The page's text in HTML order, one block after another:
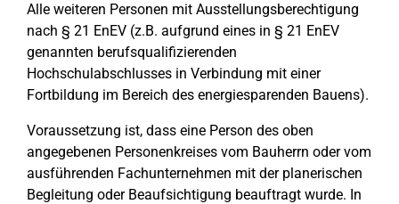
Alle weiteren Personen mit Ausstellungsberechtigung
nach § 21 EnEV (z.B. aufgrund eines in § 21 EnEV
genannten berufsqualifizierenden
Hochschulabschlusses in Verbindung mit einer
Fortbildung im Bereich des energiesparenden Bauens).
Voraussetzung ist, dass eine Person des oben
angegebenen Personenkreises vom Bauherrn oder vom
ausführenden Fachunternehmen mit der planerischen
Begleitung oder Beaufsichtigung beauftragt wurde. In